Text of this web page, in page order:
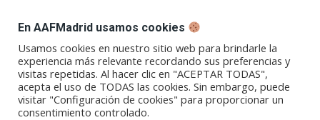
Abrir
enlace
en
una
Abrir
enlace
en
una
Abrir
enlace
en
una
Abrir
enlace
en
una
Abrir
enlace
en
una
Categoría:Revista «Tracción»
En AAFMadrid usamos cookies
Usamos cookies en nuestro sitio web para brindarle la
experiencia más relevante recordando sus preferencias y
visitas repetidas. Al hacer clic en "ACEPTAR TODAS",
acepta el uso de TODAS las cookies. Sin embargo, puede
visitar "Configuración de cookies" para proporcionar un
consentimiento controlado.